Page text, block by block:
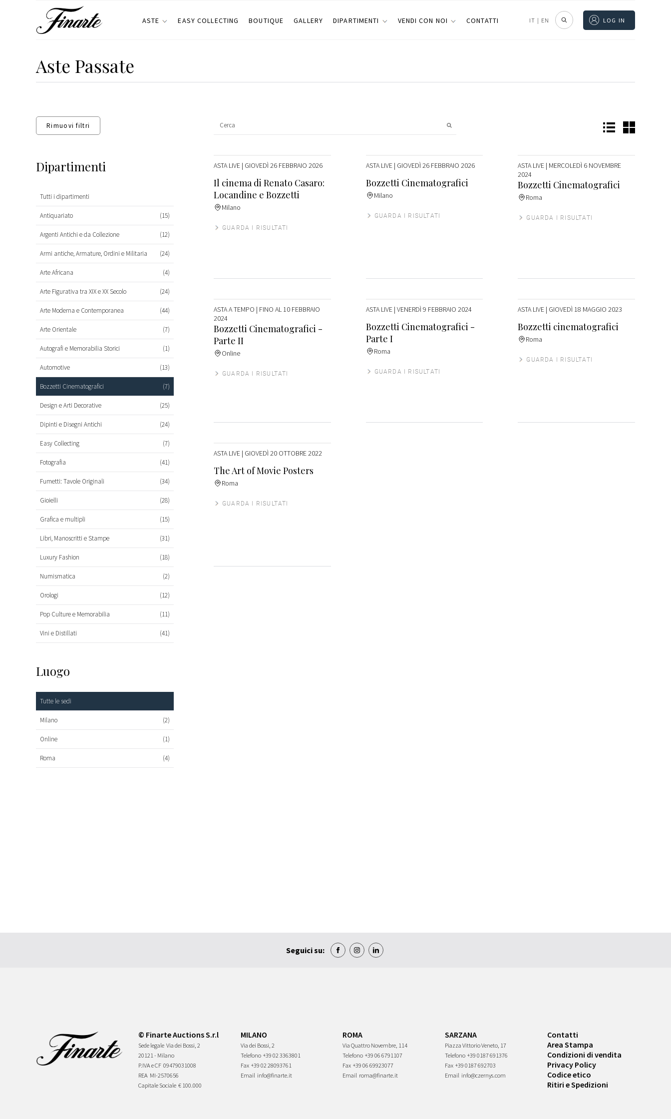
ASTE EASY COLLECTING BOUTIQUE GALLERY DIPARTIMENTI VENDI CON NOI CONTATTI IT | EN LOG IN
Aste Passate
Rimuovi filtri
Dipartimenti
Tutti i dipartimenti
Antiquariato (15)
Argenti Antichi e da Collezione (12)
Armi antiche, Armature, Ordini e Militaria (24)
Arte Africana (4)
Arte Figurativa tra XIX e XX Secolo (24)
Arte Moderna e Contemporanea (44)
Arte Orientale (7)
Autografi e Memorabilia Storici (1)
Automotive (13)
Bozzetti Cinematografici (7)
Design e Arti Decorative (25)
Dipinti e Disegni Antichi (24)
Easy Collecting (7)
Fotografia (41)
Fumetti: Tavole Originali (34)
Gioielli (28)
Grafica e multipli (15)
Libri, Manoscritti e Stampe (31)
Luxury Fashion (18)
Numismatica (2)
Orologi (12)
Pop Culture e Memorabilia (11)
Vini e Distillati (41)
Luogo
Tutte le sedi
Milano (2)
Online (1)
Roma (4)
ASTA LIVE | GIOVEDÌ 26 FEBBRAIO 2026
Il cinema di Renato Casaro:
Locandine e Bozzetti
Milano
GUARDA I RISULTATI
ASTA LIVE| GIOVEDÌ 26 FEBBRAIO 2026
Bozzetti Cinematografici
Milano
GUARDA I RISULTATI
ASTA LIVE | MERCOLEDÌ 6 NOVEMBRE
2024
Bozzetti Cinematografici
Roma
GUARDA I RISULTATI
ASTA A TEMPO | FINO AL 10 FEBBRAIO
2024
Bozzetti Cinematografici -
Parte II
Online
GUARDA I RISULTATI
ASTA LIVE| VENERDÌ 9 FEBBRAIO 2024
Bozzetti Cinematografici -
Parte I
Roma
GUARDA I RISULTATI
ASTA LIVE | GIOVEDÌ 18 MAGGIO 2023
Bozzetti cinematografici
Roma
GUARDA I RISULTATI
ASTA LIVE | GIOVEDÌ 20 OTTOBRE 2022
The Art of Movie Posters
Roma
GUARDA I RISULTATI
Seguici su:
© Finarte Auctions S.r.l
Sede legale Via dei Bossi, 2
20121 - Milano
P.IVA e CF 09479031008
REA MI-2570656
Capitale Sociale € 100.000
MILANO
Via dei Bossi, 2
Telefono +39 02 3363801
Fax +39 02 28093761
Email info@finarte.it
ROMA
Via Quattro Novembre, 114
Telefono +39 06 6791107
Fax +39 06 69923077
Email roma@finarte.it
SARZANA
Piazza Vittorio Veneto, 17
Telefono +39 0187 691376
Fax +39 0187 692703
Email info@czernys.com
Contatti
Area Stampa
Condizioni di vendita
Privacy Policy
Codice etico
Ritiri e Spedizioni